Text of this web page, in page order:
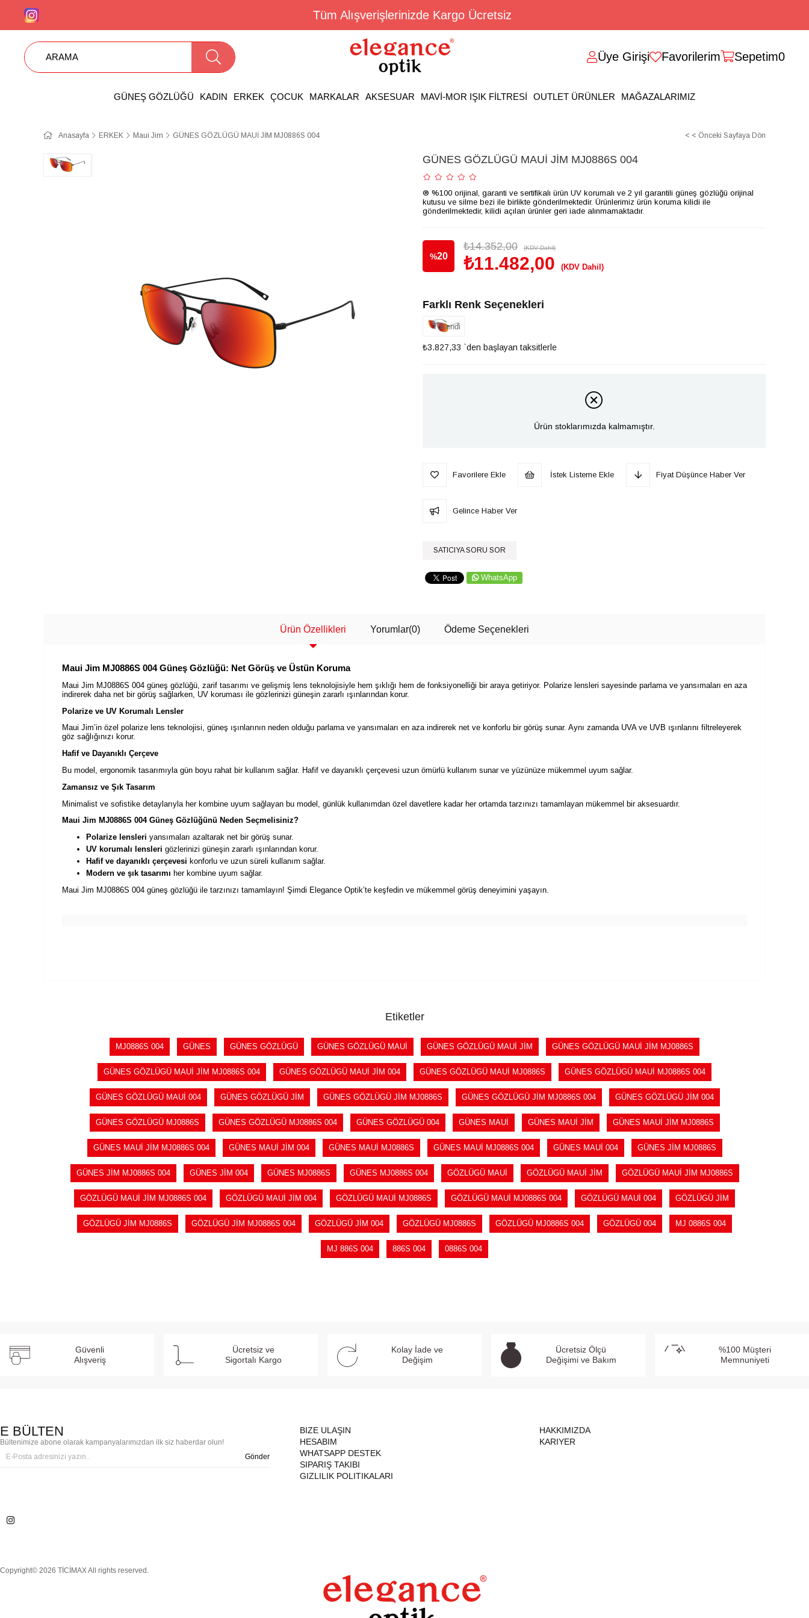
Tüm Alışverişlerinizde Kargo Ücretsiz
Üye Girişi Favorilerim Sepetim0
GÜNEŞ GÖZLÜĞÜ KADIN ERKEK ÇOCUK MARKALAR AKSESUAR MAVİ-MOR IŞIK FİLTRESİ OUTLET ÜRÜNLER MAĞAZALARIMIZ
Anasayfa ERKEK Maui Jim GÜNES GÖZLÜGÜ MAUİ JİM MJ0886S 004 < < Önceki Sayfaya Dön
GÜNES GÖZLÜGÜ MAUİ JİM MJ0886S 004
® %100 orijinal, garanti ve sertifikalı ürün UV korumalı ve 2 yıl garantili güneş gözlüğü orijinal
kutusu ve silme bezi ile birlikte gönderilmektedir. Ürünlerimiz ürün koruma kilidi ile
gönderilmektedir, kilidi açılan ürünler geri iade alınmamaktadır.
%20
₺14.352,00 (KDV Dahil)
₺11.482,00 (KDV Dahil)
Farklı Renk Seçenekleri
Tükendi
₺3.827,33 `den başlayan taksitlerle
Ürün stoklarımızda kalmamıştır.
Favorilere Ekle İstek Listeme Ekle Fiyat Düşünce Haber Ver
Gelince Haber Ver
SATICIYA SORU SOR
WhatsApp
Ürün Özellikleri Yorumlar(0) Ödeme Seçenekleri
Maui Jim MJ0886S 004 Güneş Gözlüğü: Net Görüş ve Üstün Koruma
Maui Jim MJ0886S 004 güneş gözlüğü, zarif tasarımı ve gelişmiş lens teknolojisiyle hem şıklığı hem de fonksiyonelliği bir araya getiriyor. Polarize lensleri sayesinde parlama ve yansımaları en aza
indirerek daha net bir görüş sağlarken, UV koruması ile gözlerinizi güneşin zararlı ışınlarından korur.
Polarize ve UV Korumalı Lensler
Maui Jim’in özel polarize lens teknolojisi, güneş ışınlarının neden olduğu parlama ve yansımaları en aza indirerek net ve konforlu bir görüş sunar. Aynı zamanda UVA ve UVB ışınlarını filtreleyerek
göz sağlığınızı korur.
Hafif ve Dayanıklı Çerçeve
Bu model, ergonomik tasarımıyla gün boyu rahat bir kullanım sağlar. Hafif ve dayanıklı çerçevesi uzun ömürlü kullanım sunar ve yüzünüze mükemmel uyum sağlar.
Zamansız ve Şık Tasarım
Minimalist ve sofistike detaylarıyla her kombine uyum sağlayan bu model, günlük kullanımdan özel davetlere kadar her ortamda tarzınızı tamamlayan mükemmel bir aksesuardır.
Maui Jim MJ0886S 004 Güneş Gözlüğünü Neden Seçmelisiniz?
Polarize lensleri yansımaları azaltarak net bir görüş sunar.
UV korumalı lensleri gözlerinizi güneşin zararlı ışınlarından korur.
Hafif ve dayanıklı çerçevesi konforlu ve uzun süreli kullanım sağlar.
Modern ve şık tasarımı her kombine uyum sağlar.
Maui Jim MJ0886S 004 güneş gözlüğü ile tarzınızı tamamlayın! Şimdi Elegance Optik’te keşfedin ve mükemmel görüş deneyimini yaşayın.
Etiketler
MJ0886S 004 GÜNES GÜNES GÖZLÜGÜ GÜNES GÖZLÜGÜ MAUİ GÜNES GÖZLÜGÜ MAUİ JİM GÜNES GÖZLÜGÜ MAUİ JİM MJ0886S
GÜNES GÖZLÜGÜ MAUİ JİM MJ0886S 004 GÜNES GÖZLÜGÜ MAUİ JİM 004 GÜNES GÖZLÜGÜ MAUİ MJ0886S GÜNES GÖZLÜGÜ MAUİ MJ0886S 004
GÜNES GÖZLÜGÜ MAUİ 004 GÜNES GÖZLÜGÜ JİM GÜNES GÖZLÜGÜ JİM MJ0886S GÜNES GÖZLÜGÜ JİM MJ0886S 004 GÜNES GÖZLÜGÜ JİM 004
GÜNES GÖZLÜGÜ MJ0886S GÜNES GÖZLÜGÜ MJ0886S 004 GÜNES GÖZLÜGÜ 004 GÜNES MAUİ GÜNES MAUİ JİM GÜNES MAUİ JİM MJ0886S
GÜNES MAUİ JİM MJ0886S 004 GÜNES MAUİ JİM 004 GÜNES MAUİ MJ0886S GÜNES MAUİ MJ0886S 004 GÜNES MAUİ 004 GÜNES JİM MJ0886S
GÜNES JİM MJ0886S 004 GÜNES JİM 004 GÜNES MJ0886S GÜNES MJ0886S 004 GÖZLÜGÜ MAUİ GÖZLÜGÜ MAUİ JİM GÖZLÜGÜ MAUİ JİM MJ0886S
GÖZLÜGÜ MAUİ JİM MJ0886S 004 GÖZLÜGÜ MAUİ JİM 004 GÖZLÜGÜ MAUİ MJ0886S GÖZLÜGÜ MAUİ MJ0886S 004 GÖZLÜGÜ MAUİ 004 GÖZLÜGÜ JİM
GÖZLÜGÜ JİM MJ0886S GÖZLÜGÜ JİM MJ0886S 004 GÖZLÜGÜ JİM 004 GÖZLÜGÜ MJ0886S GÖZLÜGÜ MJ0886S 004 GÖZLÜGÜ 004 MJ 0886S 004
MJ 886S 004 886S 004 0886S 004
Güvenli
Alışveriş
Ücretsiz ve
Sigortalı Kargo
Kolay İade ve
Değişim
Ücretsiz Ölçü
Değişimi ve Bakım
%100 Müşteri
Memnuniyeti
E BÜLTEN
Bültenimize abone olarak kampanyalarımızdan ilk siz haberdar olun!
Gönder
BIZE ULAŞIN
HESABIM
WHATSAPP DESTEK
SIPARIŞ TAKIBI
GIZLILIK POLITIKALARI
HAKKIMIZDA
KARIYER
Copyright© 2026 TİCİMAX All rights reserved.